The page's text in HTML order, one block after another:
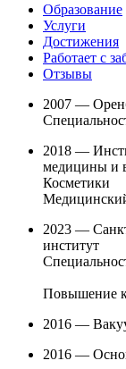
Образование
Услуги
Достижения
Работает с
Отзывы
2007 —
2018 —
медицины и
Косметики
2023 —
институт
Повышение
2016 —
2016 —